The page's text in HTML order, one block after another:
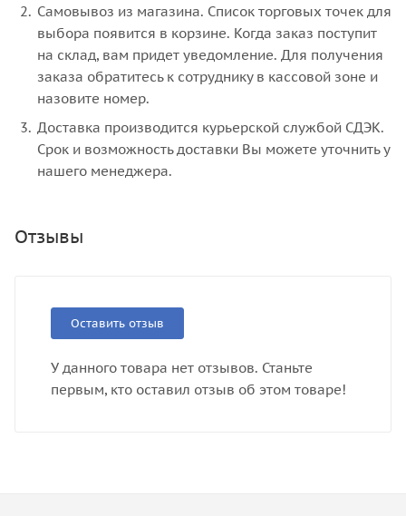
Самовывоз из магазина. Список торговых точек для
выбора появится в корзине. Когда заказ поступит
на склад, вам придет уведомление. Для получения
заказа обратитесь к сотруднику в кассовой зоне и
назовите номер.
Доставка производится курьерской службой СДЭК.
Срок и возможность доставки Вы можете уточнить у
нашего менеджера.
Отзывы
Оставить отзыв
У данного товара нет отзывов. Станьте
первым, кто оставил отзыв об этом товаре!